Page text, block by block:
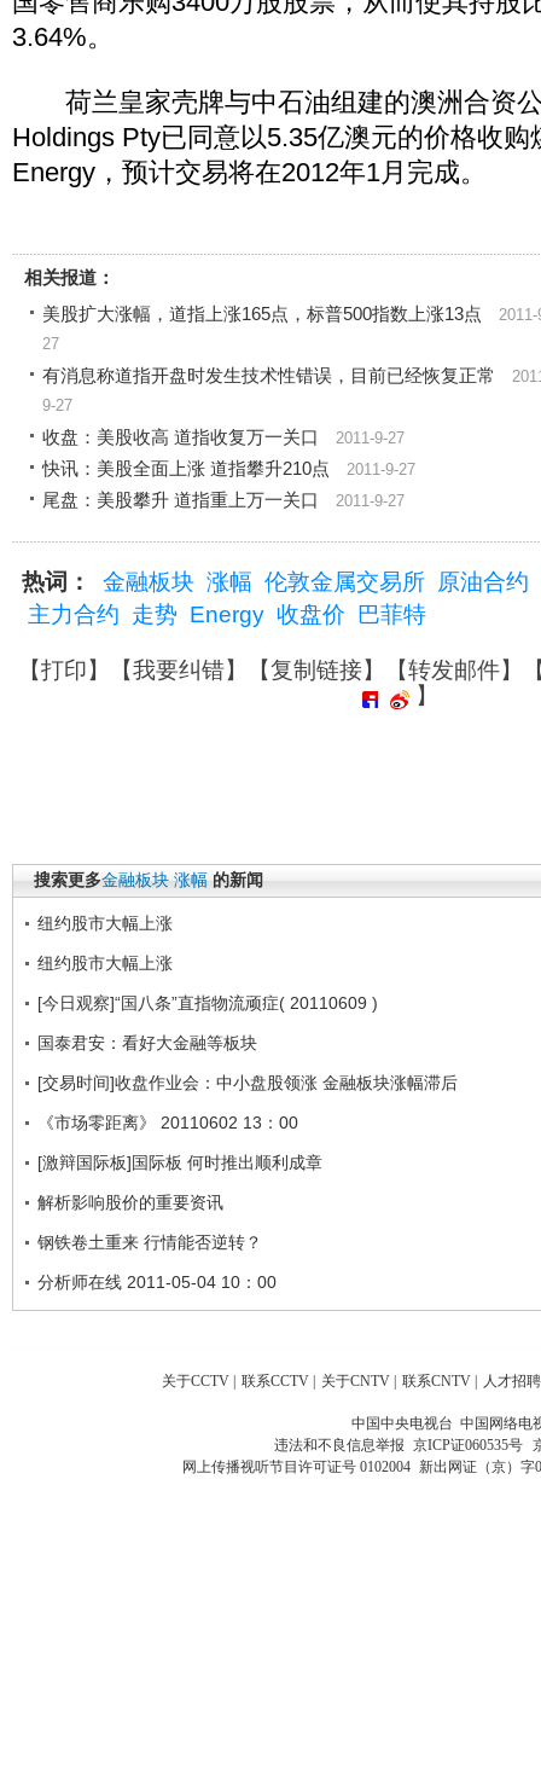
3.64%。
荷兰皇家壳牌与中石油组建的澳洲合资
Holdings Pty已同意以5.35亿澳元的价格收
Energy，预计交易将在2012年1月完成。
相关报道：
美股扩大涨幅，道指上涨165点，标普500指数上涨13点
2011-
27
有消息称道指开盘时发生技术性错误，目前已经恢复正常
9-27
收盘：美股收高 道指收复万一关口
2011-9-27
快讯：美股全面上涨 道指攀升210点 2011-9-27
尾盘：美股攀升 道指重上万一关口 2011-9-27
热词： 金融板块 涨幅 伦敦金属交易所 原油合约
主力合约 走势 Energy 收盘价 巴菲特
【打印】【我要纠错】【复制链接】【转发邮件】
】
搜索更多金融板块 涨幅 的新闻
纽约股市大幅上涨
纽约股市大幅上涨
[今日观察]“国八条”直指物流顽症( 20110609 )
国泰君安：看好大金融等板块
[交易时间]收盘作业会：中小盘股领涨 金融板块涨幅滞后
《市场零距离》 20110602 13：00
[激辩国际板]国际板 何时推出顺利成章
解析影响股价的重要资讯
钢铁卷土重来 行情能否逆转？
分析师在线 2011-05-04 10：00
关于CCTV | 联系CCTV | 关于CNTV | 联系CNTV | 人才招聘
中国中央电视台 中国网络电
违法和不良信息举报 京ICP证060535号
网上传播视听节目许可证号 0102004 新出网证（京）